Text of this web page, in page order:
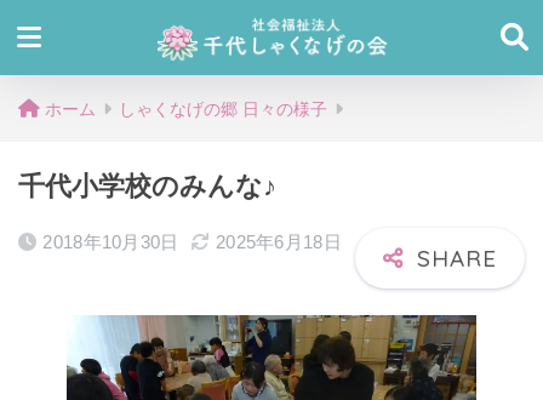
ホーム しゃくなげの郷 日々の様子
千代小学校のみんな♪
2018年10月30日 2025年6月18日